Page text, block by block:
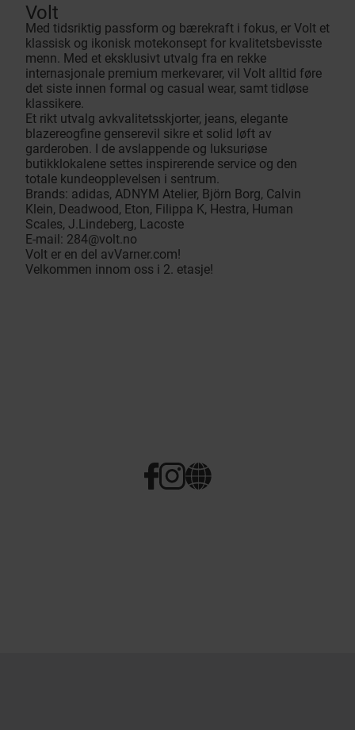
Volt
Med tidsriktig passform og bærekraft i fokus, er Volt et
klassisk og ikonisk motekonsept for kvalitetsbevisste
menn. Med et eksklusivt utvalg fra en rekke
internasjonale premium merkevarer, vil Volt alltid føre
det siste innen formal og casual wear, samt tidløse
klassikere.
Et rikt utvalg avkvalitetsskjorter, jeans, elegante
blazereogfine genserevil sikre et solid løft av
garderoben. I de avslappende og luksuriøse
butikklokalene settes inspirerende service og den
totale kundeopplevelsen i sentrum.
Brands: adidas, ADNYM Atelier, Björn Borg, Calvin
Klein, Deadwood, Eton, Filippa K, Hestra, Human
Scales, J.Lindeberg, Lacoste
E-mail: 284@volt.no
Volt er en del avVarner.com!
Velkommen innom oss i 2. etasje!